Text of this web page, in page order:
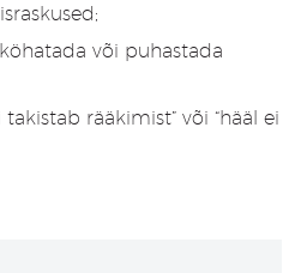
või puhastada
rääkimist” või “hääl ei